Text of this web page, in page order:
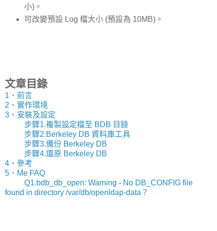
小)。
可改變預設 Log 檔大小 (預設為 10MB)。
文章目錄
1、前言
2、實作環境
3、安裝及設定
步驟1.複製設定檔至 BDB 目錄
步驟2.Berkeley DB 資料庫工具
步驟3.備份 Berkeley DB
步驟4.還原 Berkeley DB
4、參考
5、Me FAQ
Q1.bdb_db_open: Warning - No DB_CONFIG file
found in directory /var/db/openldap-data？